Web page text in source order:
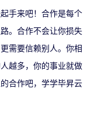
手来吧！合作是每个
。合作不会让你损失
需要信赖别人。你相
越多，你的事业就做
合作吧，学学毕昇云